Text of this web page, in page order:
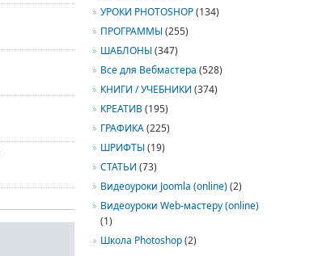
УРОКИ PHOTOSHOP(134)
ПРОГРАММЫ(255)
ШАБЛОНЫ(347)
Все для Вебмастера (528)
КНИГИ / УЧЕБНИКИ (374)
КРЕАТИВ(195)
ГРАФИКА(225)
ШРИФТЫ(19)
СТАТЬИ (73)
Видеоуроки Joomla (online)(2)
Видеоуроки Web-мастеру (online)
(1)
Школа Photoshop(2)